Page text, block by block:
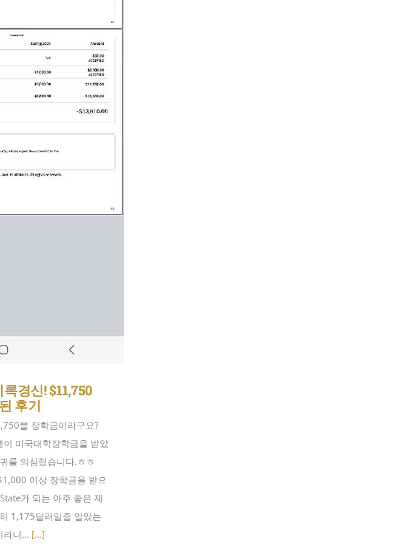
경신! $11,750
후기
불 장학금이라구요?
미국대학장학금을 받았
를 의심했습니다.ㅎㅎ
이상 장학금을 받으
가 되는 아주 좋은 제
1,175달러일줄 알았는
라니... [...]